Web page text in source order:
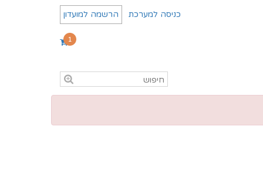
כניסה למערכת הרשמה למועדון
1